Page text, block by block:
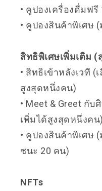
• คูปองเครื่องดื่มฟรี
• คูปองสินค้าพิเศษ
สิทธิพิเศษเพิ่มเติม
• สิทธิเข้าหลังเวที (
สูงสุดหนึ่งคน)
• Meet & Greet กั
เพิ่มได้สูงสุดหนึ่งคน)
• คูปองสินค้าพิเศษ
ชนะ 20 คน)
NFTs